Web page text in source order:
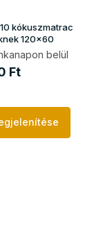
10 kókuszmatrac
120x60
belül
Ft